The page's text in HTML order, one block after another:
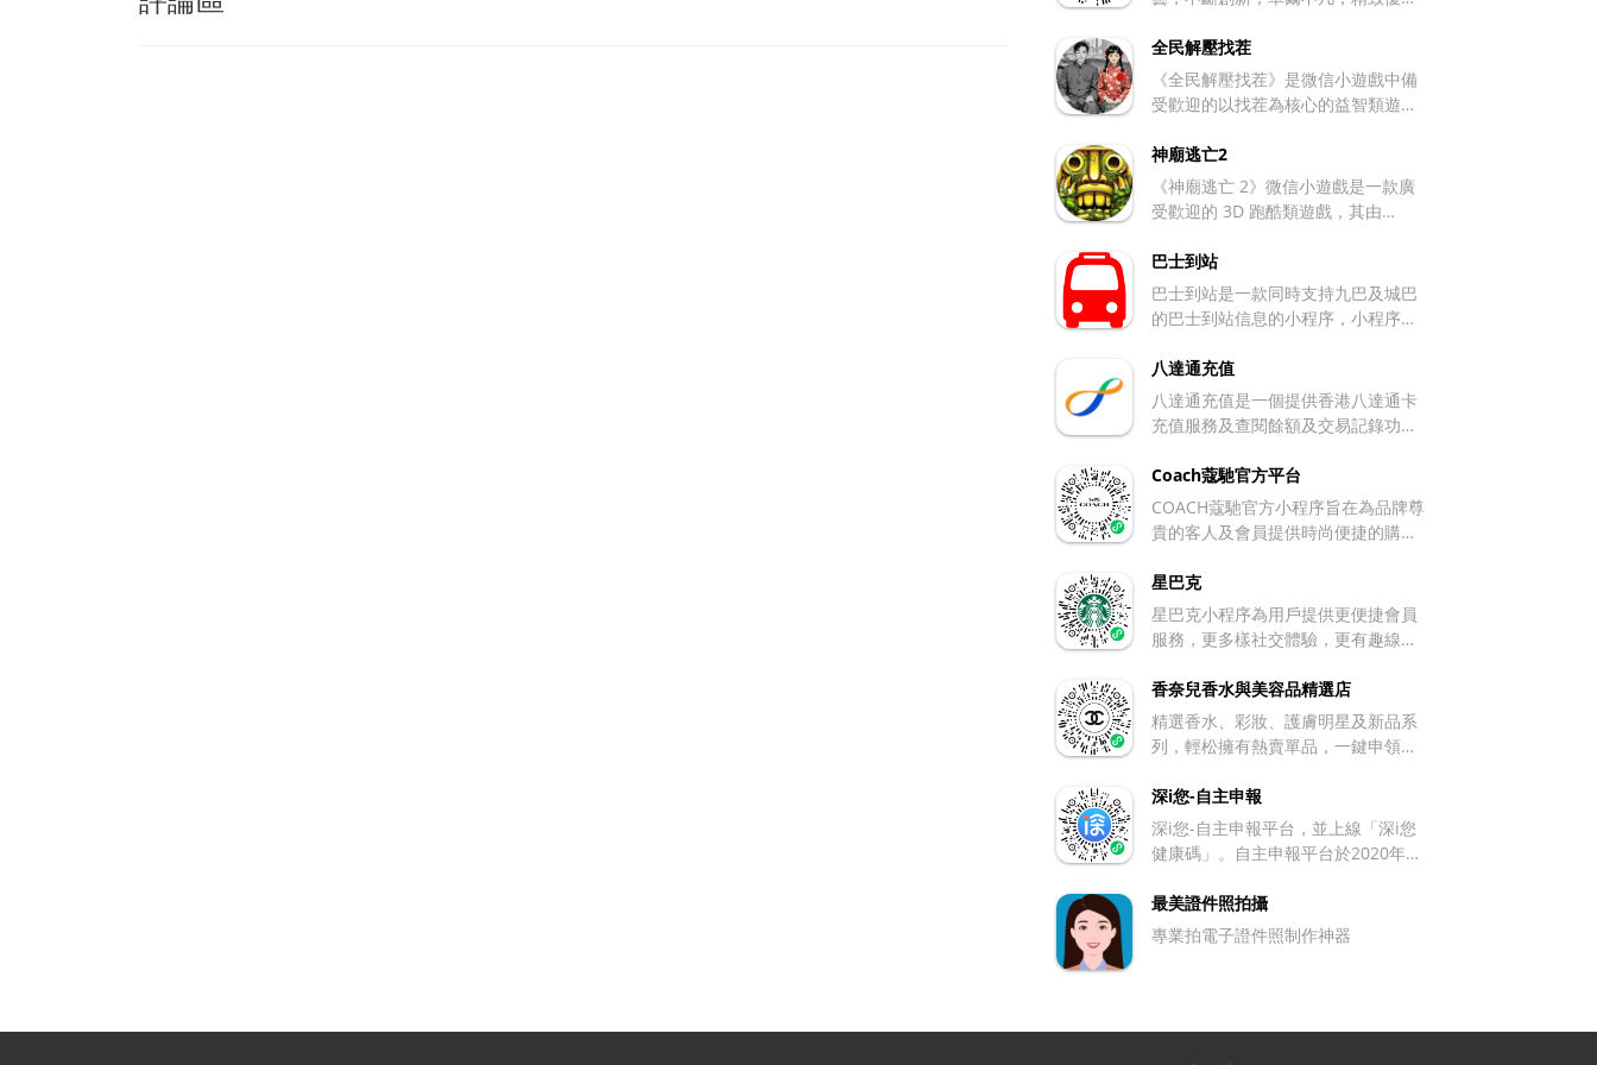
品牌
全民解壓找茬
《全民解壓找茬》是微信小遊戲中備
受歡迎的以找茬為核心的益智類遊
種元素。具體介紹如下： 遊戲玩法
經典找茬玩法：玩家需在兩幅看似相
同的畫面中找出規定數量的差異點，
數關卡設有 180 秒的限時機製，需在
謎玩法：加入了劇情互動任務，比如
幫角色改造房間、給爺爺奶奶籌備過
冬物品、規劃開支等，要依靠邏輯推
理達成關卡目標，增強了遊戲的沈浸
感。 特色模式：除了基礎玩法，還包
含合成、猜歌、連線等特別模式，豐
賽」，支持與好友在線比拼眼力，增
添競技趣味。 遊戲特色 關卡豐富且
常更新：擁有數百個精心設計的關
年代懷舊等諸多主題供選擇，並會上
線節日限定場景，保持內容新鮮感。
難度梯度科學合理：前期關卡難度較
低，幫助玩家快速熟悉玩法，後續以
簡單與困難關卡交替的形式設計，平
衡挑戰性與留存率，避免玩家因頻繁
受挫而流失。 解壓元素多樣：找到差
異點會觸發爆破、捏碎等解壓特效。
玩家瘋狂點擊屏幕標記可疑之處。收
集星星還能解鎖捏泡泡紙、撕便利貼
等 ASMR 解壓小遊戲。 配備輔助道
道具，能幫助玩家應對較難關卡。道
具可通過完成任務獲取，也可通過觀
家營造舒適的遊戲環境，便於放松心
神廟逃亡2
《神廟逃亡 2》微信小遊戲是一款廣
受歡迎的 3D 跑酷類遊戲，其由
理，延續了原作的核心玩法，並進行
了諸多拓展與優化。其主要介紹如
下： 遊戲背景 玩家扮演一位勇敢的
意外觸發防禦機關，從而遭到惡魔守
與危險的逃亡之旅。 基本玩法 玩家
需操控角色持續奔跑，並通過簡單的
滑動屏幕操作來躲避各類障礙，像上
滑跳躍過河、下滑滑行穿過低矮區
域、左右滑動讓角色轉向以避開石柱
或繞過滾木等。遊戲沒有明確終點，
數量等來計算成績，考驗玩家的反應
與操作技巧。 遊戲特色 場景豐富且
具動態性：有神秘神廟、迷失叢林、
場景，會輪番更新呈現。並且運用了
動態場景生成技術，障礙物隨機生
成，每局體驗都有差別。其 7.5.0 版
本還新推出了 「深海遺跡」 場景，
玩家得在動態水流中躲避鯊魚、水
母，並利用潛水頭盔、噴氣背包等道
具突破障礙。 機關玩法多樣 相較一
代，新增空中滑索、礦車軌道等多種
跨越危險區域；進入礦車軌道場景，
玩家則需控製礦車前進方向，避免碰
角色都具備獨特技能。同時有仙林馬
鹿、赤焰鳳凰、雪啾啾等大量各具輔
巴士到站
巴士到站是一款同時支持九巴及城巴
的巴士到站信息的小程序，小程序可
站及巴士路綠。用戶可以通過巴士路
線進行搜尋。 除了可以獲得巴士的到
站時間外，也可以知道在不同站上車
同時支援iOS及Android系統。
八達通充值
八達通充值是一個提供香港八達通卡
充值服務及查閱餘額及交易記錄功能
Coach蔻馳官方平台
COACH蔻馳官方小程序旨在為品牌尊
貴的客人及會員提供時尚便捷的購物
服務
星巴克
星巴克小程序為用戶提供更便捷會員
服務，更多樣社交體驗，更有趣線上
通過星巴克小程序於線下下單，也可
以通過專星送把咖啡送上門。
香奈兒香水與美容品精選店
精選香水、彩妝、護膚明星及新品系
列，輕松擁有熱賣單品，一鍵申領到
術，玩轉香奈兒的美妝世界
深i您-自主申報
深i您-自主申報平台，並上線「深i您
健康碼」。自主申報平台於2020年2
深、自覺不適、高危接觸、居家隔離
等五類人群自主申報健康信息。
最美證件照拍攝
專業拍電子證件照制作神器